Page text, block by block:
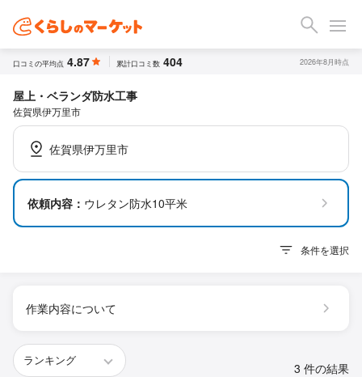
口コミの平均点 4.87 累計口コミ数 404 2026年8月時点
屋上・ベランダ防水工事
佐賀県伊万里市
佐賀県伊万里市
依頼内容： ウレタン防水10平米
条件を選択
作業内容について
3 件の結果